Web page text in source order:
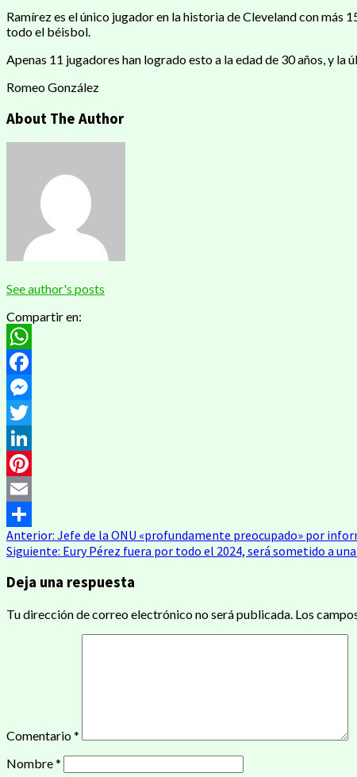
Ramírez es el único jugador en la historia de Cleveland con más
todo el béisbol.
Apenas 11 jugadores han logrado esto a la edad de 30 años, y
Romeo González
About The Author
See author's posts
Compartir en:
WhatsApp
Facebook
Messenger
Twitter
LinkedIn
Pinterest
Email
Compartir
Anterior: Jefe de la ONU «profundamente preocupado» por
Siguiente: Eury Pérez fuera por todo el 2024, será sometido a
Deja una respuesta
Tu dirección de correo electrónico no será publicada. Los
Comentario*
Nombre*